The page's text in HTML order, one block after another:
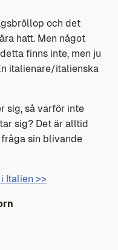
och det
hatt. Men något
finns inte, men ju
italienare/italienska
sig, så varför inte
sig? Det är alltid
sin blivande
Italien >>